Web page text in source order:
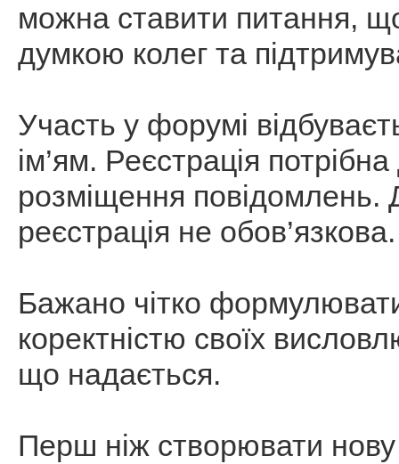
можна ставити питання,
думкою колег та
Участь у форумі
ім’ям. Реєстрація
розміщення повідомлень.
реєстрація не обов’язкова.
Бажано чітко
коректністю своїх
що надається.
Перш ніж створювати